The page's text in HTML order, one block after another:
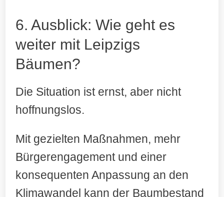
6. Ausblick: Wie geht es
weiter mit Leipzigs
Bäumen?
Die Situation ist ernst, aber nicht
hoffnungslos.
Mit gezielten Maßnahmen, mehr
Bürgerengagement und einer
konsequenten Anpassung an den
Klimawandel kann der Baumbestand